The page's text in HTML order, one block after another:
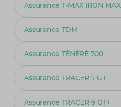
Assurance T-MAX IRON MAX
Assurance TDM
Assurance TÉNÉRÉ 700
Assurance TRACER 7 GT
Assurance TRACER 9 GT+